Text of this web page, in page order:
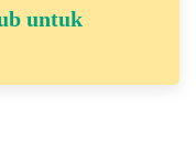
untuk